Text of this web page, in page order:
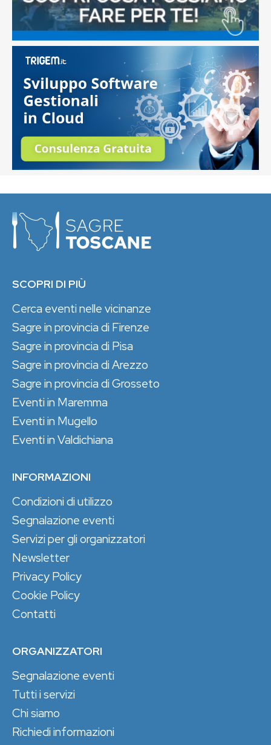
SCOPRI DI PIÙ
Cerca eventi nelle vicinanze
Sagre in provincia di Firenze
Sagre in provincia di Pisa
Sagre in provincia di Arezzo
Sagre in provincia di Grosseto
Eventi in Maremma
Eventi in Mugello
Eventi in Valdichiana
INFORMAZIONI
Condizioni di utilizzo
Segnalazione eventi
Servizi per gli organizzatori
Newsletter
Privacy Policy
Cookie Policy
Contatti
ORGANIZZATORI
Segnalazione eventi
Tutti i servizi
Chi siamo
Richiedi informazioni